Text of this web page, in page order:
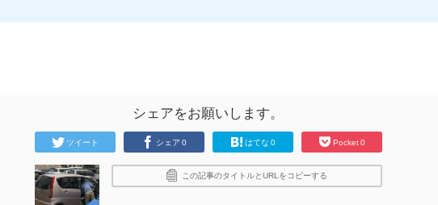
シェアをお願いします。
ツイート シェア 0 はてな 0 Pocket 0
この記事のタイトルとURLをコピーする